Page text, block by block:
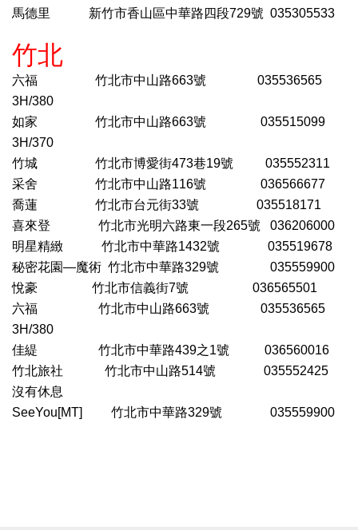
馬德里
新竹市香山區中華路四段729號 035305533
竹北
六福 竹北市中山路663號
035536565
3H/380
如家
竹北市中山路663號
035515099
3H/370
竹城
竹北市博愛街473巷19號
035552311
采舍
竹北市中山路116號
036566677
喬蓮
竹北市台元街33號 035518171
喜來登
竹北市光明六路東一段265號 036206000
明星精緻 竹北市中華路1432號
035519678
秘密花園—魔術 竹北市中華路329號
035559900
悅豪
竹北市信義街7號 036565501
六福
竹北市中山路663號
035536565
3H/380
佳緹
竹北市中華路439之1號
036560016
竹北旅社 竹北市中山路514號
035552425
沒有休息
SeeYou[MT] 竹北市中華路329號
035559900